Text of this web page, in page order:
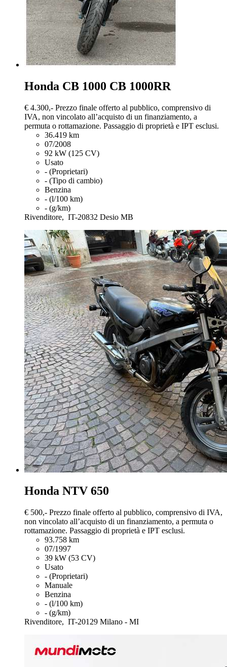
Honda CB 1000 CB 1000RR
€ 4.300,- Prezzo finale offerto al pubblico, comprensivo di
IVA, non vincolato all’acquisto di un finanziamento, a
permuta o rottamazione. Passaggio di proprietà e IPT esclusi.
36.419 km
07/2008
92 kW (125 CV)
Usato
- (Proprietari)
- (Tipo di cambio)
Benzina
- (l/100 km)
- (g/km)
Rivenditore, IT-20832 Desio MB
Honda NTV 650
€ 500,- Prezzo finale offerto al pubblico, comprensivo di IVA,
non vincolato all’acquisto di un finanziamento, a permuta o
rottamazione. Passaggio di proprietà e IPT esclusi.
93.758 km
07/1997
39 kW (53 CV)
Usato
- (Proprietari)
Manuale
Benzina
- (l/100 km)
- (g/km)
Rivenditore, IT-20129 Milano - MI